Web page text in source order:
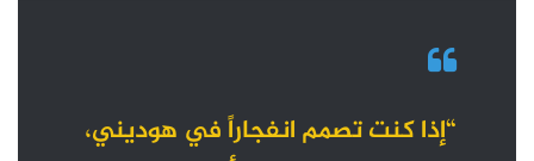
“إذا كنت تصمم انفجاراً في هوديني،